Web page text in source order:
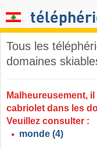
Tous les
domaines
Malheureusement,
cabriolet dans les
Veuillez consulter :
monde (4)